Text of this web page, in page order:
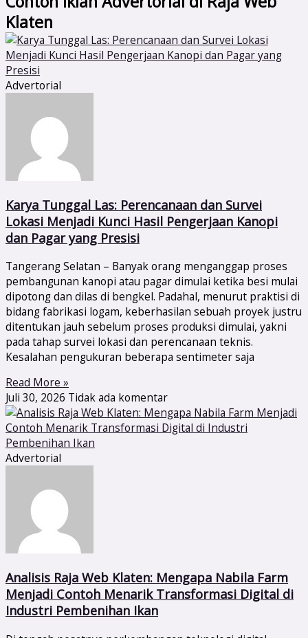
Klaten
Advertorial
Karya Tunggal Las: Perencanaan dan Survei
Lokasi Menjadi Kunci Hasil Pengerjaan Kanopi
dan Pagar yang Presisi
Tangerang Selatan – Banyak orang menganggap proses
pembangunan kanopi atau pagar dimulai ketika besi mulai
dipotong dan dilas di bengkel. Padahal, menurut praktisi di
bidang fabrikasi logam, keberhasilan sebuah proyek justru
ditentukan jauh sebelum proses produksi dimulai, yakni
pada tahap survei lokasi dan perencanaan teknis.
Kesalahan pengukuran beberapa sentimeter saja
Read More »
Juli 30, 2026 Tidak ada komentar
Advertorial
Analisis Raja Web Klaten: Mengapa Nabila Farm
Menjadi Contoh Menarik Transformasi Digital di
Industri Pembenihan Ikan